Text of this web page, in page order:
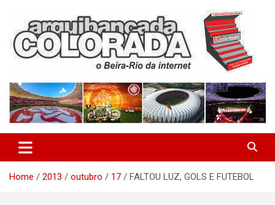
content
Arquibancada Colorada
Home 2013 outubro 17 FALTOU LUZ, GOLS E FUTEBOL